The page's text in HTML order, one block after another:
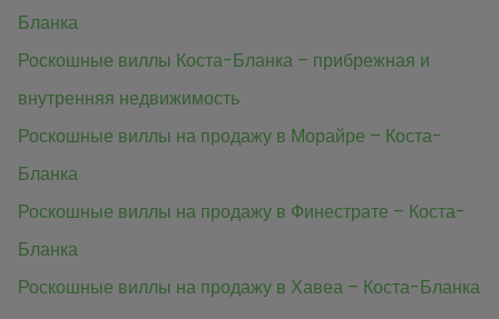
Бланка
Роскошные виллы Коста-Бланка – прибрежная и
внутренняя недвижимость
Роскошные виллы на продажу в Морайре – Коста-
Бланка
Роскошные виллы на продажу в Финестрате – Коста-
Бланка
Роскошные виллы на продажу в Хавеа – Коста-Бланка